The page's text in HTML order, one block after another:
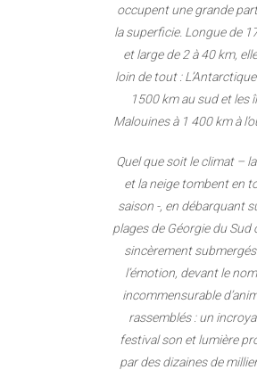
occupent une grande
la superficie. Longue de
et large de 2 à 40 km,
loin de tout :
1500 km au sud et les
Malouines à 1 400 km à
Quel que soit le climat –
et la neige tombent en
saison -, en débarquant
plages de Géorgie du Sud
sincèrement
l’émotion, devant le
incommensurable
rassemblés : un
festival son et lumière
par des dizaines de